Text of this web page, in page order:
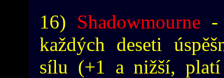
16) Shadowmourne -
každých deseti
sílu (+1 a nižší,